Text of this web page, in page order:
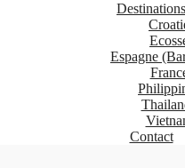
Destinations
Espagne
Contact